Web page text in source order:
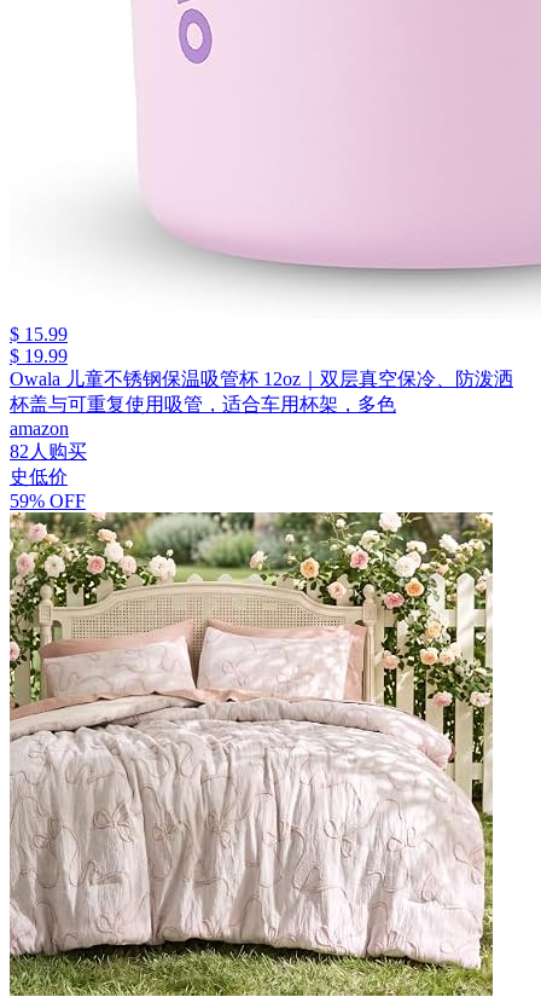
$ 15.99
$ 19.99
Owala 儿童不锈钢保温吸管杯 12oz｜双层真空保冷、防泼洒
杯盖与可重复使用吸管，适合车用杯架，多色
amazon
82人购买
史低价
59% OFF